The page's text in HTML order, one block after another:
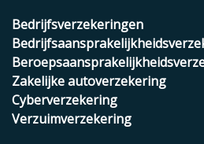
Bedrijfsverzekeringen
Zakelijke autoverzekering
Cyberverzekering
Verzuimverzekering